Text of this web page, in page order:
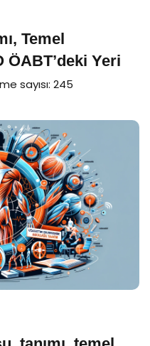
Temel
ÖABT’deki Yeri
sayısı: 245